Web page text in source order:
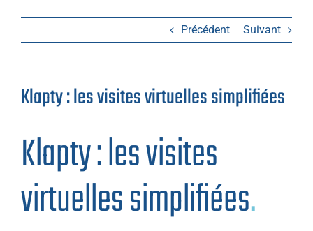
Précédent Suivant
Klapty : les visites virtuelles simplifiées
Klapty: les visites
virtuelles simplifiées.